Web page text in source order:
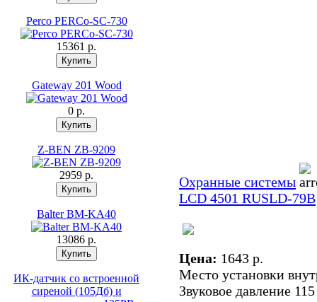
Perco PERCo-SC-730
15361 p.
Gateway 201 Wood
0 p.
Z-BEN ZB-9209
2959 p.
Balter BM-KA40
13086 p.
ИК-датчик со встроенной
сиреной (105Дб) и
Охранные системы
LCD 4501 RUSLD-79B
Цена: 1643 p.
Место установки
Звуковое давление